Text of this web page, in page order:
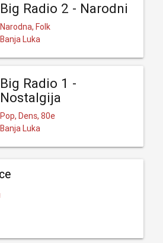
Big Radio 2 - Narodni
Narodna, Folk
Banja Luka
Big Radio 1 -
Nostalgija
Pop, Dens, 80e
Banja Luka